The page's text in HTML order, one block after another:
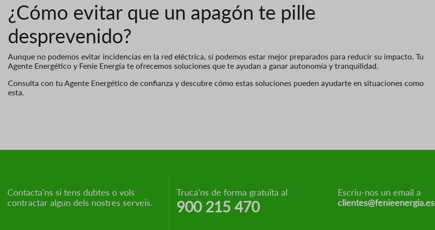
¿Cómo evitar que un apagón te pille
desprevenido?
Aunque no podemos evitar incidencias en la red eléctrica, sí podemos estar mejor preparados para reducir su impacto. Tu
Agente Energético y Feníe Energía te ofrecemos soluciones que te ayudan a ganar autonomía y tranquilidad.
Consulta con tu Agente Energético de confianza y descubre cómo estas soluciones pueden ayudarte en situaciones como
esta.
Contacta'ns si tens dubtes o vols
contractar algun dels nostres serveis.
Truca'ns de forma gratuïta al
900 215 470
Escriu-nos un email a
clientes@fenieenergia.es